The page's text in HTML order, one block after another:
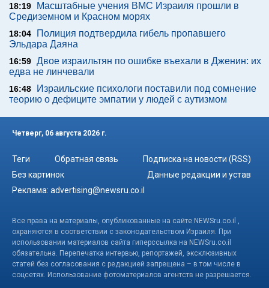
18:19
Масштабные учения ВМС Израиля прошли в
Средиземном и Красном морях
18:04
Полиция подтвердила гибель пропавшего
Эльдара Даяна
16:59 Двое израильтян по ошибке въехали в Дженин: их
едва не линчевали
16:48
Израильские психологи поставили под сомнение
теорию о дефиците эмпатии у людей с аутизмом
Четверг, 06 августа 2026 г.
Теги Обратная связь
Подписка на новости (RSS)
Без картинок
Данные редакции и устав
Реклама: advertising@newsru.co.il
Все права на материалы, опубликованные на сайте NEWSru.co.il ,
охраняются в соответствии с законодательством Израиля. При
использовании материалов сайта гиперссылка на NEWSru.co.il
обязательна. Перепечатка интервью, репортажей, эксклюзивных
статей без согласования с редакцией запрещена – в том числе в
соцсетях. Использование фотоматериалов агентств не разрешается.